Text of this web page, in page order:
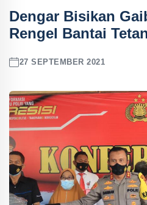
Dengar Bisikan
Rengel Bantai
27 SEPTEMBER 2021